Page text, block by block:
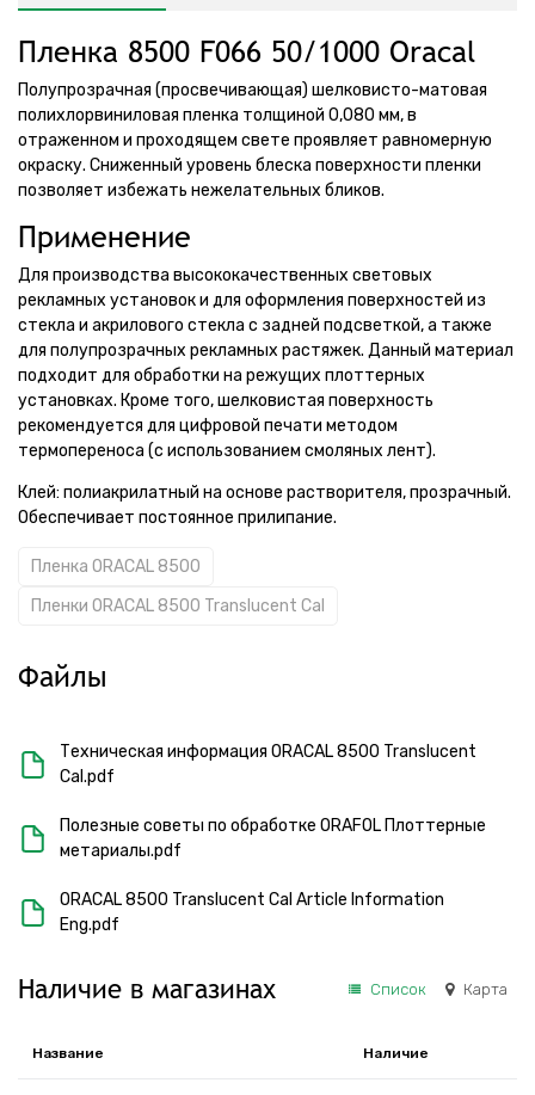
Пленка 8500 F066 50/1000 Oracal
Полупрозрачная (просвечивающая) шелковисто-матовая
полихлорвиниловая пленка толщиной 0,080 мм, в
отраженном и проходящем свете проявляет равномерную
окраску. Сниженный уровень блеска поверхности пленки
позволяет избежать нежелательных бликов.
Применение
Для производства высококачественных световых
рекламных установок и для оформления поверхностей из
стекла и акрилового стекла с задней подсветкой, а также
для полупрозрачных рекламных растяжек. Данный материал
подходит для обработки на режущих плоттерных
установках. Кроме того, шелковистая поверхность
рекомендуется для цифровой печати методом
термопереноса (с использованием смоляных лент).
Клей: полиакрилатный на основе растворителя, прозрачный.
Обеспечивает постоянное прилипание.
Пленка ORACAL 8500
Пленки ORACAL 8500 Translucent Cal
Файлы
Техническая информация ORACAL 8500 Translucent
Cal.pdf
Полезные советы по обработке ORAFOL Плоттерные
метариалы.pdf
ORACAL 8500 Translucent Cal Article Information
Eng.pdf
Наличие в магазинах Список Карта
Название Наличие